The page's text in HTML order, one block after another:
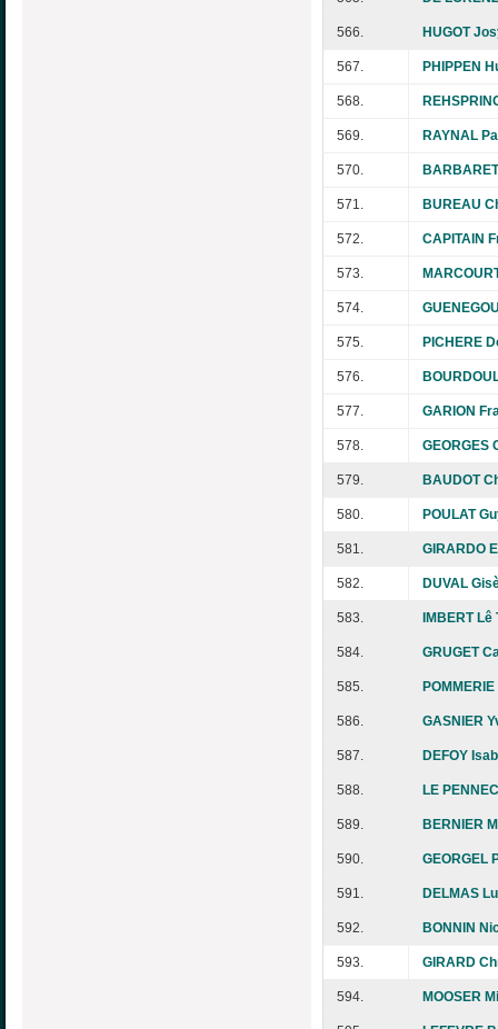
566. HUGOT
567. PHIPPEN
568.
569. RAYNAL
570.
571. BUREAU
572. CAPITAIN
573.
574.
575. PICHERE
576.
577. GARION
578. GEORGES
579. BAUDOT
580. POULAT
581. GIRARDO
582. DUVAL
583. IMBERT Lê
584. GRUGET
585.
586. GASNIER
587. DEFOY
588. LE
589. BERNIER
590. GEORGEL
591. DELMAS
592. BONNIN
593. GIRARD
594. MOOSER